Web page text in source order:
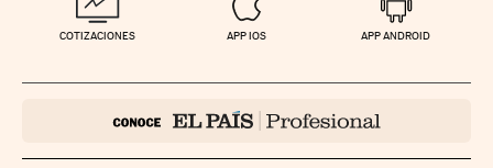
COTIZACIONES APP IOS APP ANDROID